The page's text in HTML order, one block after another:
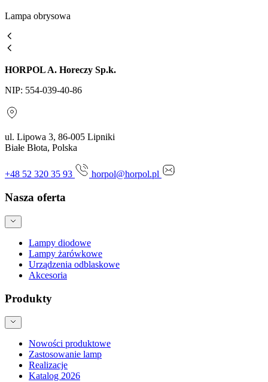
Lampa obrysowa
HORPOL A. Horeczy Sp.k.
NIP: 554-039-40-86
ul. Lipowa 3, 86-005 Lipniki
Białe Błota, Polska
+48 52 320 35 93 horpol@horpol.pl
Nasza oferta
Lampy diodowe
Lampy żarówkowe
Urządzenia odblaskowe
Akcesoria
Produkty
Nowości produktowe
Zastosowanie lamp
Realizacje
Katalog 2026